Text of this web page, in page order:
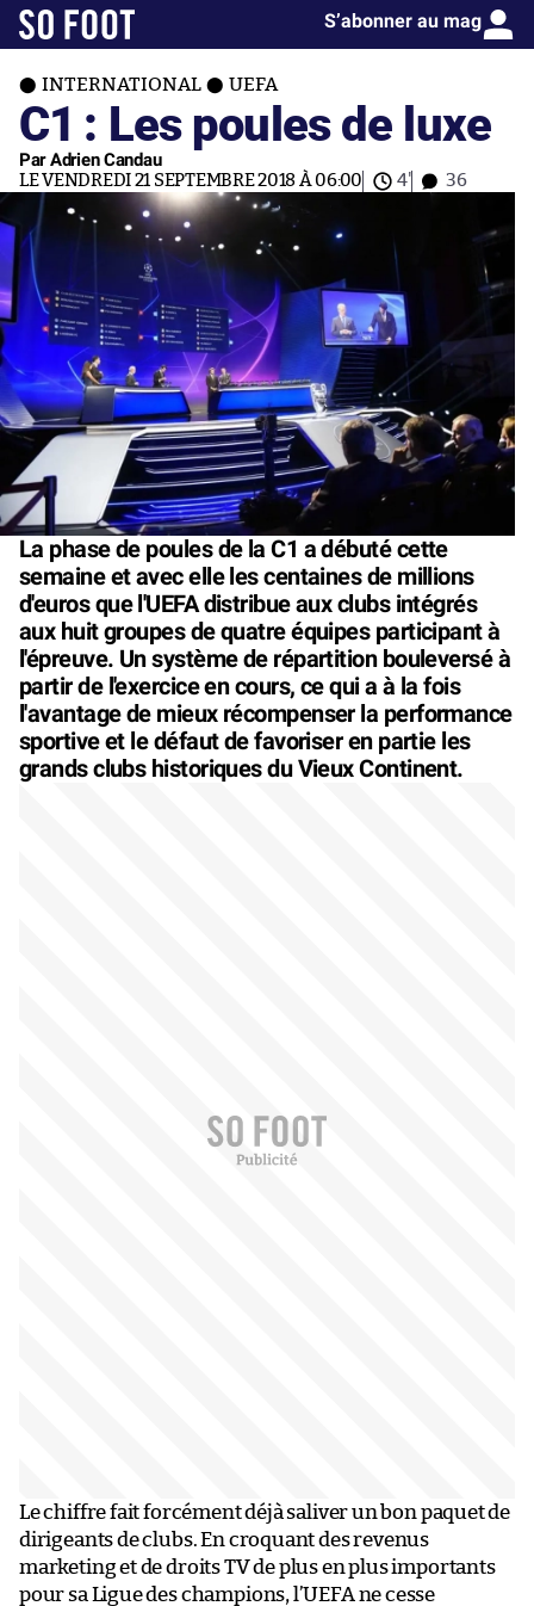
S’abonner au mag
INTERNATIONAL UEFA
C1 : Les poules de luxe
Par Adrien Candau
LE VENDREDI 21 SEPTEMBRE 2018 À 06:00 4' 36
La phase de poules de la C1 a débuté cette
semaine et avec elle les centaines de millions
d'euros que l'UEFA distribue aux clubs intégrés
aux huit groupes de quatre équipes participant à
l'épreuve. Un système de répartition bouleversé à
partir de l'exercice en cours, ce qui a à la fois
l'avantage de mieux récompenser la performance
sportive et le défaut de favoriser en partie les
grands clubs historiques du Vieux Continent.
Le chiffre fait forcément déjà saliver un bon paquet de
dirigeants de clubs. En croquant des revenus
marketing et de droits TV de plus en plus importants
pour sa Ligue des champions, l’UEFA ne cesse